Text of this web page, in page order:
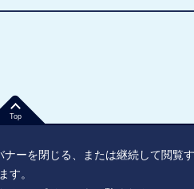
Top
ーを閉じる、または継続して閲覧
ます。